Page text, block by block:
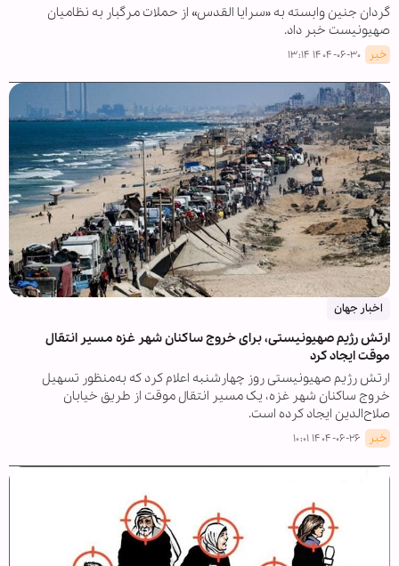
گردان جنین وابسته به «سرایا القدس» از حملات مرگبار به نظامیان
صهیونیست خبر داد.
خبر ۱۴۰۴-۰۶-۳۰ ۱۳:۱۴
اخبار جهان
ارتش رژیم صهیونیستی، برای خروج ساکنان شهر غزه مسیر انتقال
موقت ایجاد کرد
ارتش رژیم صهیونیستی روز چهارشنبه اعلام کرد که به‌منظور تسهیل
خروج ساکنان شهر غزه، یک مسیر انتقال موقت از طریق خیابان
صلاح‌الدین ایجاد کرده است.
خبر ۱۴۰۴-۰۶-۲۶ ۱۰:۰۱